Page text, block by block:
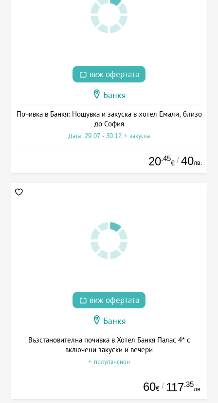
виж офертата
Банкя
Почивка в Банкя: Нощувка и закуска в хотел Емали, близо
до София
Дата: 29.07 - 30.12 + закуска
20.45
€ / 40лв.
виж офертата
Банкя
Възстановителна почивка в Хотел Банкя Палас 4* с
включени закуски и вечери
+ полупансион
60€ / 117.35
лв.